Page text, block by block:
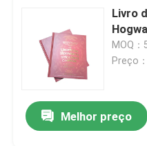
Livro
MOQ：
Preço
Melhor preço